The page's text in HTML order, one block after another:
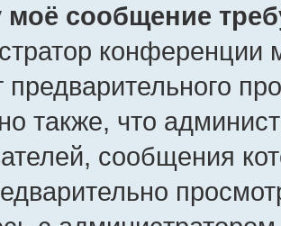
моё сообщение
конференции
предварительного
также, что
сообщения